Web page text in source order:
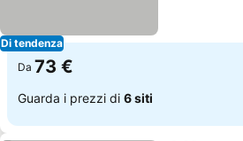
Di tendenza
Da 73 €
Guarda i prezzi di 6 siti